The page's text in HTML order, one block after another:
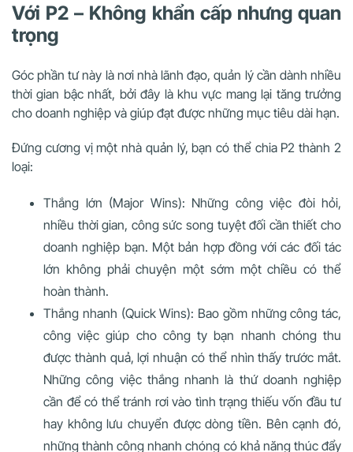
Với P2 – Không khẩn cấp nhưng quan
trọng
Góc phần tư này là nơi nhà lãnh đạo, quản lý cần dành nhiều
thời gian bậc nhất, bởi đây là khu vực mang lại tăng trưởng
cho doanh nghiệp và giúp đạt được những mục tiêu dài hạn.
Đứng cương vị một nhà quản lý, bạn có thể chia P2 thành 2
loại:
Thắng lớn (Major Wins): Những công việc đòi hỏi,
nhiều thời gian, công sức song tuyệt đối cần thiết cho
doanh nghiệp bạn. Một bản hợp đồng với các đối tác
lớn không phải chuyện một sớm một chiều có thể
hoàn thành.
Thắng nhanh (Quick Wins): Bao gồm những công tác,
công việc giúp cho công ty bạn nhanh chóng thu
được thành quả, lợi nhuận có thể nhìn thấy trước mắt.
Những công việc thắng nhanh là thứ doanh nghiệp
cần để có thể tránh rơi vào tình trạng thiếu vốn đầu tư
hay không lưu chuyển được dòng tiền. Bên cạnh đó,
những thành công nhanh chóng có khả năng thúc đẩy